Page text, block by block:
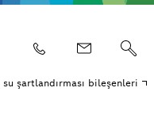
su şartlandırması bileşenleri